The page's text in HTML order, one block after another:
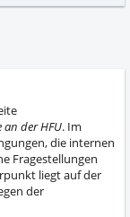
an der HFU. Im
die internen
Fragestellungen
liegt auf der
der